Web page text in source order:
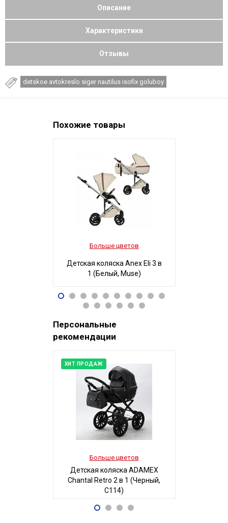
Описание
Характеристики
Отзывы
detskoe avtokreslo siger nautilus isofix goluboy
Похожие товары
Больше цветов
Детская коляска Anex Eli 3 в
1 (Белый, Muse)
96 490Р
Персональные
рекомендации
ХИТ ПРОДАЖ
Больше цветов
Детская коляска ADAMEX
Chantal Retro 2 в 1 (Черный,
C114)
68 700 Р